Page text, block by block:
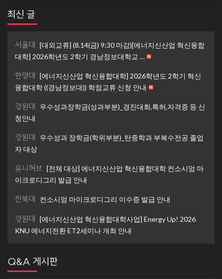
최신 글
서울대 [대외교류] (8.14(금) 9:30 마감)[에너지신산업 혁신융합
대학] 2026학년도 2학기 경남정보대학교 …
한양대 [에너지신산업 혁신융합대학] 2026학년도 2학기 혁신
융합대학 ((경남정보대)) 학점교류 신청 안내
강원대
우수성과장학금(성과부분)_경진대회,특허,자격증 등 신
청안내
강원대
우수성과 장학금(학위부분)_탄중학과 부복수전공 졸업
자 대상
유니허브 [전체 대상] 에너지신산업 혁신융합대학 컨소시엄 마
이크로디그리 발급 안내
전북대 컨소시엄 마이크로디그리 이수증 발급 안내
강원대 [에너지신산업 혁신융합대학사업] Energy Up! 2026
KNU 에너지전환 ET2세미나 개최 안내
Q&A 게시판